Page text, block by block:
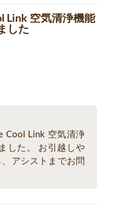
Link 空気清浄機能
した
Cool Link 空気清浄
した。 お引越しや
アシストまでお問